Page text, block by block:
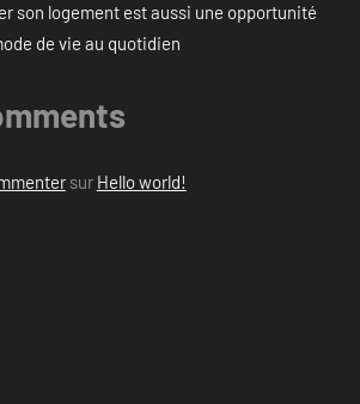
son logement est aussi une opportunité
de vie au quotidien
sur Hello world!